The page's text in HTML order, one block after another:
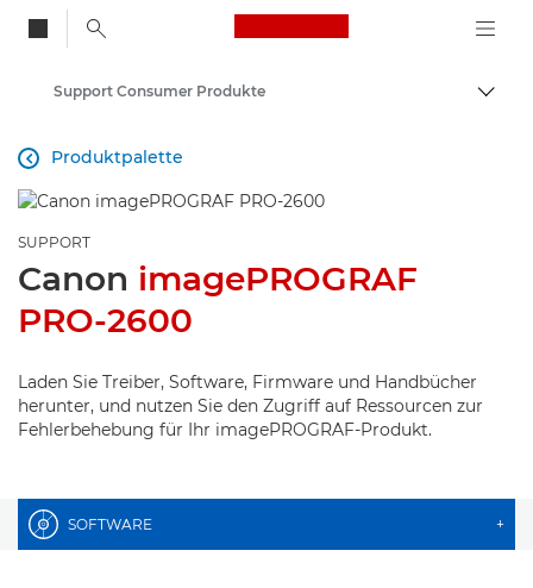
Canon Logo, back
Auf
Support Consumer Produkte
Produktpalette

SUPPORT
Canon imagePROGRAF
PRO-2600
Laden Sie Treiber, Software, Firmware und Handbücher
herunter, und nutzen Sie den Zugriff auf Ressourcen zur
Fehlerbehebung für Ihr imagePROGRAF-Produkt.
SOFTWARE +